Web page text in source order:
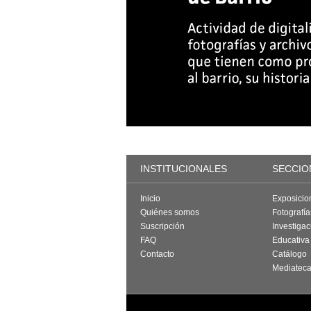
INSTITUCIONALES
Inicio
Quiénes somos
Suscripción
FAQ
Contacto
Educativa
Catálogo
Mediateca